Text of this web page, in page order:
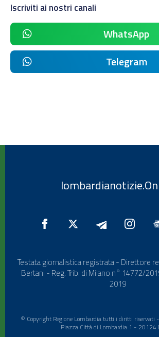
Iscriviti ai nostri canali
WhatsApp
Telegram
Testata giornalistica registrata - Direttore
Bertani - Reg. Trib. di Milano n° 14772/
2019
© Copyright Regione Lombardia tutti i diritti
Piazza Città di Lombardia 1 - 20124